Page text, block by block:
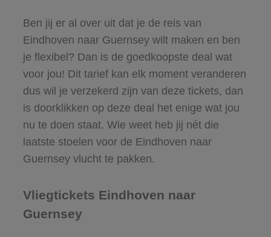
Ben jij er al over uit dat je de reis van
Eindhoven naar Guernsey wilt maken en ben
je flexibel? Dan is de goedkoopste deal wat
voor jou! Dit tarief kan elk moment veranderen
dus wil je verzekerd zijn van deze tickets, dan
is doorklikken op deze deal het enige wat jou
nu te doen staat. Wie weet heb jij nét die
laatste stoelen voor de Eindhoven naar
Guernsey vlucht te pakken.
Vliegtickets Eindhoven naar
Guernsey